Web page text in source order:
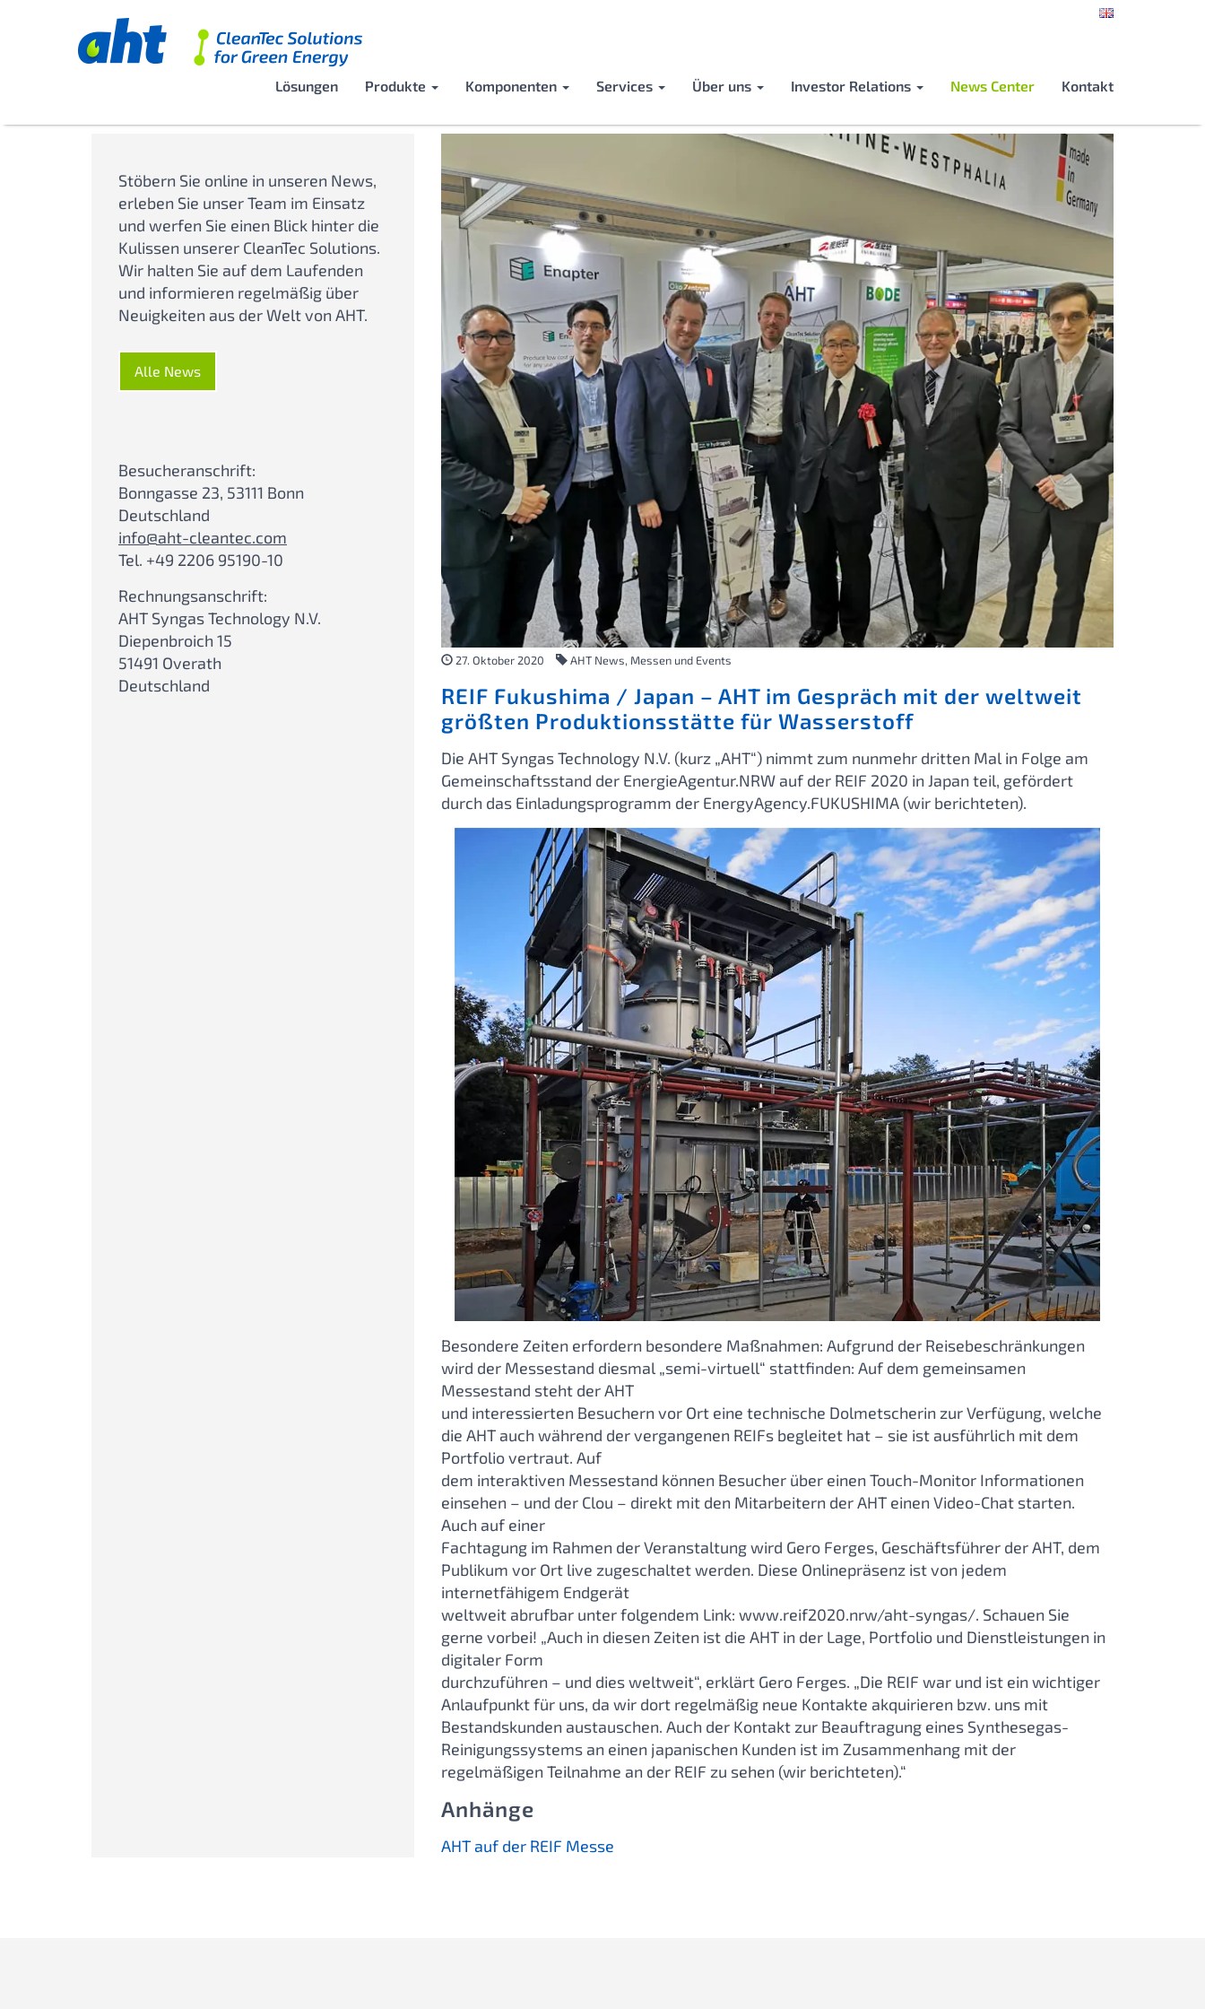
Lösungen Produkte Komponenten Services Über uns Investor Relations News Center Kontakt
27. Oktober 2020 AHT News, Messen und Events
REIF Fukushima / Japan – AHT im Gespräch mit der weltweit
größten Produktionsstätte für Wasserstoff
Die AHT Syngas Technology N.V. (kurz „AHT“) nimmt zum nunmehr dritten Mal in Folge am
Gemeinschaftsstand der EnergieAgentur.NRW auf der REIF 2020 in Japan teil, gefördert
durch das Einladungsprogramm der EnergyAgency.FUKUSHIMA (wir berichteten).
Besondere Zeiten erfordern besondere Maßnahmen: Aufgrund der Reisebeschränkungen
wird der Messestand diesmal „semi-virtuell“ stattfinden: Auf dem gemeinsamen
Messestand steht der AHT
und interessierten Besuchern vor Ort eine technische Dolmetscherin zur Verfügung, welche
die AHT auch während der vergangenen REIFs begleitet hat – sie ist ausführlich mit dem
Portfolio vertraut. Auf
dem interaktiven Messestand können Besucher über einen Touch-Monitor Informationen
einsehen – und der Clou – direkt mit den Mitarbeitern der AHT einen Video-Chat starten.
Auch auf einer
Fachtagung im Rahmen der Veranstaltung wird Gero Ferges, Geschäftsführer der AHT, dem
Publikum vor Ort live zugeschaltet werden. Diese Onlinepräsenz ist von jedem
internetfähigem Endgerät
weltweit abrufbar unter folgendem Link: www.reif2020.nrw/aht-syngas/. Schauen Sie
gerne vorbei! „Auch in diesen Zeiten ist die AHT in der Lage, Portfolio und Dienstleistungen in
digitaler Form
durchzuführen – und dies weltweit“, erklärt Gero Ferges. „Die REIF war und ist ein wichtiger
Anlaufpunkt für uns, da wir dort regelmäßig neue Kontakte akquirieren bzw. uns mit
Bestandskunden austauschen. Auch der Kontakt zur Beauftragung eines Synthesegas-
Reinigungssystems an einen japanischen Kunden ist im Zusammenhang mit der
regelmäßigen Teilnahme an der REIF zu sehen (wir berichteten).“
Anhänge
AHT auf der REIF Messe
Stöbern Sie online in unseren News,
erleben Sie unser Team im Einsatz
und werfen Sie einen Blick hinter die
Kulissen unserer CleanTec Solutions.
Wir halten Sie auf dem Laufenden
und informieren regelmäßig über
Neuigkeiten aus der Welt von AHT.
Alle News
Besucheranschrift:
Bonngasse 23, 53111 Bonn
Deutschland
info@aht-cleantec.com
Tel. +49 2206 95190-10
Rechnungsanschrift:
AHT Syngas Technology N.V.
Diepenbroich 15
51491 Overath
Deutschland